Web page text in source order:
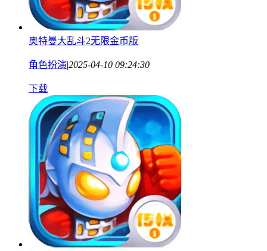
奥特曼大乱斗2无限金币版
角色扮演|2025-04-10 09:24:30
下载